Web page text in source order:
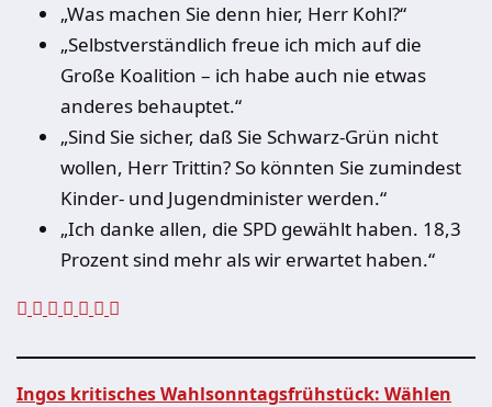
„Was machen Sie denn hier, Herr Kohl?“
„Selbstverständlich freue ich mich auf die
Große Koalition – ich habe auch nie etwas
anderes behauptet.“
„Sind Sie sicher, daß Sie Schwarz-Grün nicht
wollen, Herr Trittin? So könnten Sie zumindest
Kinder- und Jugendminister werden.“
„Ich danke allen, die SPD gewählt haben. 18,3
Prozent sind mehr als wir erwartet haben.“
Ingos kritisches Wahlsonntagsfrühstück: Wählen